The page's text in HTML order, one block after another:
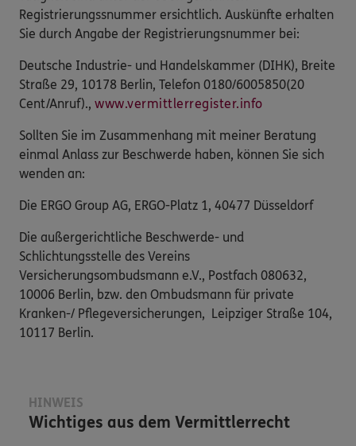
Registrierungssnummer ersichtlich. Auskünfte erhalten
Sie durch Angabe der Registrierungsnummer bei:
Deutsche Industrie- und Handelskammer (DIHK), Breite
Straße 29, 10178 Berlin, Telefon 0180/6005850(20
Cent/Anruf)., www.vermittlerregister.info
Sollten Sie im Zusammenhang mit meiner Beratung
einmal Anlass zur Beschwerde haben, können Sie sich
wenden an:
Die ERGO Group AG, ERGO-Platz 1, 40477 Düsseldorf
Die außergerichtliche Beschwerde- und
Schlichtungsstelle des Vereins
Versicherungsombudsmann e.V., Postfach 080632,
10006 Berlin, bzw. den Ombudsmann für private
Kranken-/ Pflegeversicherungen, Leipziger Straße 104,
10117 Berlin.
HINWEIS
Wichtiges aus dem Vermittlerrecht